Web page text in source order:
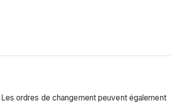
ordres de changement peuvent également